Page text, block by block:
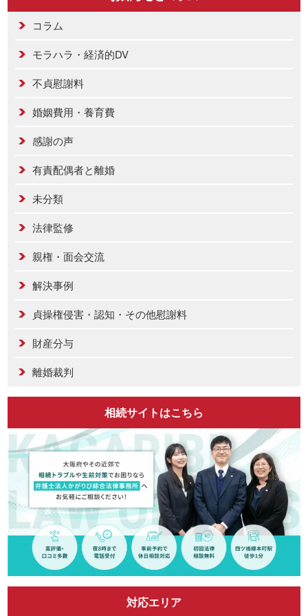
コラム
モラハラ・経済的DV
不貞慰謝料
婚姻費用・養育費
感謝の声
有責配偶者と離婚
未分類
法律監修
親権・面会交流
解決事例
貞操権侵害・認知・その他慰謝料
財産分与
離婚裁判
相続サイトはこちら
対応エリア